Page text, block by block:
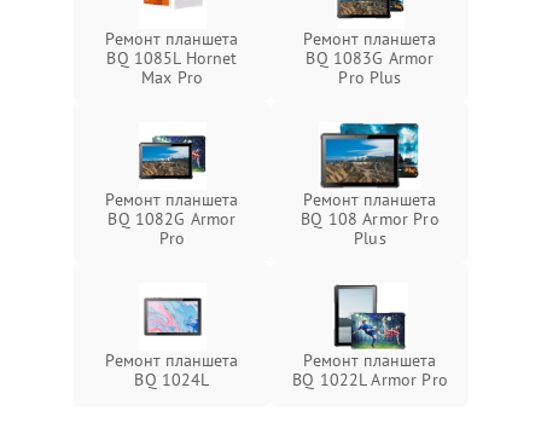
Ремонт планшета
BQ 1085L Hornet
Max Pro
Ремонт планшета
BQ 1083G Armor
Pro Plus
Ремонт планшета
BQ 1082G Armor
Pro
Ремонт планшета
BQ 108 Armor Pro
Plus
Ремонт планшета
BQ 1024L
Ремонт планшета
BQ 1022L Armor Pro